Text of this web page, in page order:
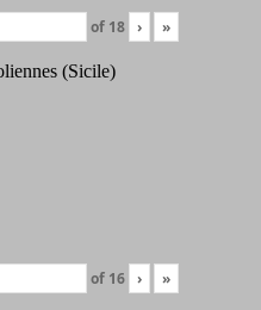
of 18 › »
(Sicile)
of 16 › »